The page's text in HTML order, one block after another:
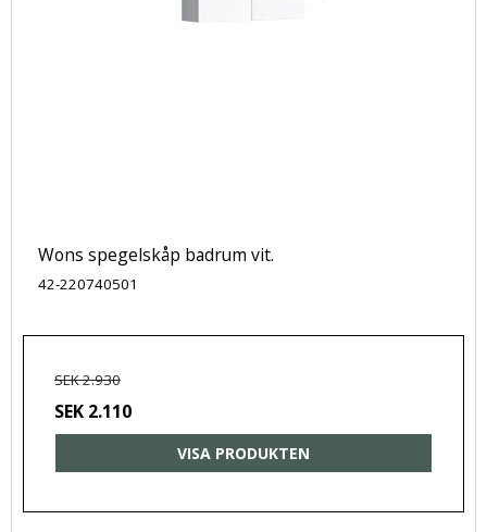
Wons spegelskåp badrum vit.
42-220740501
SEK 2.930
SEK 2.110
VISA PRODUKTEN